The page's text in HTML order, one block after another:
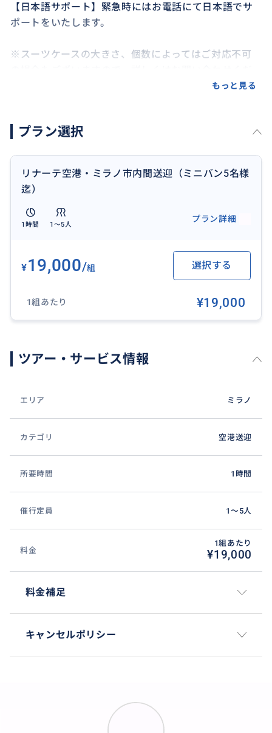
【日本語サポート】緊急時にはお電話にて日本語でサ
ポートをいたします。
※スーツケースの大きさ、個数によってはご対応不可
もっと見る
プラン選択
リナーテ空港・ミラノ市内間送迎（ミニバン5名様
迄）
1時間 1〜5人
プラン詳細
¥19,000/組 選択する
1組あたり ¥19,000
ツアー・サービス情報
エリア ミラノ
カテゴリ 空港送迎
所要時間 1時間
催行定員 1〜5人
料金
1組あたり
¥19,000
料金補足
キャンセルポリシー